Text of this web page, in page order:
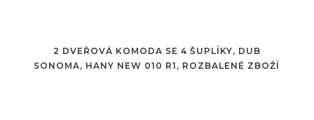
2 DVEŘOVÁ KOMODA SE 4 ŠUPLÍKY, DUB
SONOMA, HANY NEW 010 R1, ROZBALENÉ ZBOŽÍ